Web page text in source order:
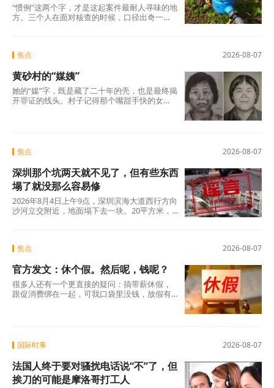
“惯例”这两个字，才是这起案件最耐人寻味的地
方。三个人在面对核查的时候，口径出奇一
议事程序、没有政策依据，仅凭几个人私下商
自欺欺人的“潜规则”。三人分工明确——每人负
责两根水管，各自收费、各自截留、余款入账
——分明是精心设计的利益勾兑，哪里有什
么“历来如此”的“惯例”?
2026-08-07
焦点
黄砂村的“媒姨”
她的“媒”字，既是藏了二十年的壳，也是最终揭
开罪证的线头。村子记得那个嘴甜手快的女
年。
2026-08-07
焦点
深圳那个坑两天就不见了，但有些东西
塌了就没那么容易修
2026年8月4日上午9点，深圳滨海大道西行方向
沙河立交附近，地面塌下去一块。20平方米，
2026-08-07
焦点
官方发文：休个假。然后呢，钱呢？
很多人还有一个更直接的疑问：搞带薪休假，
跟促消费绑在一起，可我口袋里没钱，放假有
让他休五天假出去旅游，他宁可在家躺着。
2026-08-07
国际时事
法国人终于要对骚扰电话说“不”了，但
挨刀的可能是摩洛哥打工人